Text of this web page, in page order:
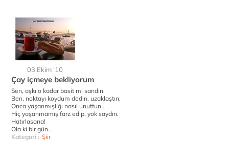
03 Ekim '10
Çay içmeye bekliyorum
Sen, aşkı o kadar basit mi sandın.
Ben, noktayı koydum dedin, uzaklaştın.
Onca yaşanmışlığı nasıl unuttun..
Hiç yaşanmamış farz edip, yok saydın.
Hatırlasana!
Ola ki bir gün..
Kategori : Şiir